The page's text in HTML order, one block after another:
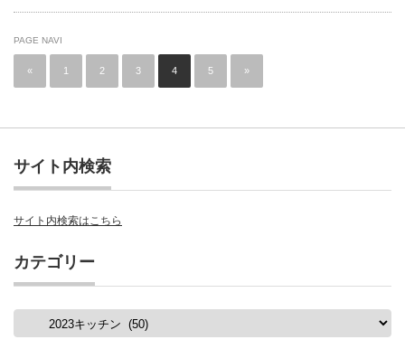
PAGE NAVI
« 1 2 3 4 5 »
サイト内検索
サイト内検索はこちら
カテゴリー